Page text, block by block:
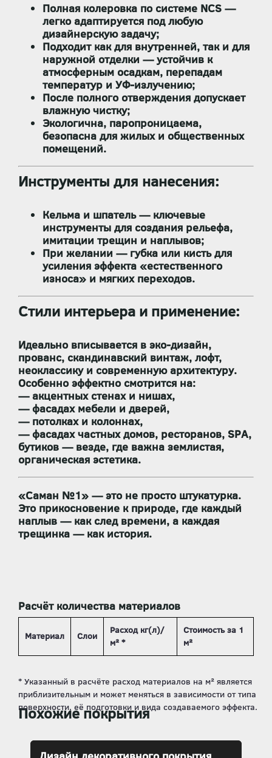
Полная колеровка по системе NCS —
легко адаптируется под любую
дизайнерскую задачу;
Подходит как для внутренней, так и для
наружной отделки — устойчив к
атмосферным осадкам, перепадам
температур и УФ-излучению;
После полного отверждения допускает
влажную чистку;
Экологична, паропроницаема,
безопасна для жилых и общественных
помещений.
Инструменты для нанесения:
Кельма и шпатель— ключевые
инструменты для создания рельефа,
имитации трещин и наплывов;
При желании — губка или кистьдля
усиления эффекта «естественного
износа» и мягких переходов.
Стили интерьера и применение:
Идеально вписывается в эко-дизайн,
прованс, скандинавский винтаж, лофт,
неоклассику и современную архитектуру.
Особенно эффектно смотрится на:
— акцентных стенах и нишах,
— фасадах мебели и дверей,
— потолках и колоннах,
— фасадах частных домов, ресторанов, SPA,
бутиков — везде, где важна землистая,
органическая эстетика.
«Саман №1» — это не просто штукатурка.
Это прикосновение к природе, где каждый
наплыв — как след времени, а каждая
трещинка — как история.
Расчёт количества материалов
Материал Слои
Расход кг(л)/
м² *
Стоимость за 1
м²
Похожие покрытия